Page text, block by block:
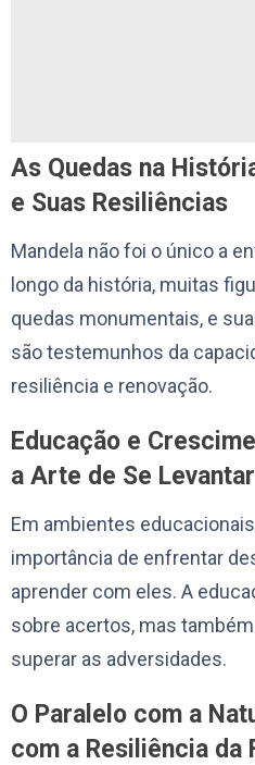
As Quedas na
e Suas Resiliências
Mandela não foi o único a
longo da história, muitas
quedas monumentais, e
são testemunhos da
resiliência e renovação.
Educação e
a Arte de Se Levantar
Em ambientes
importância de enfrentar
aprender com eles. A
sobre acertos, mas
superar as adversidades.
O Paralelo com a
com a Resiliência da